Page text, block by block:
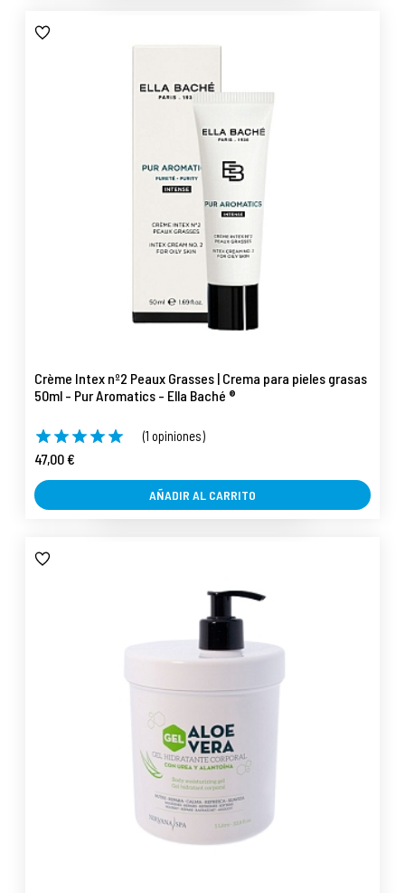
Crème Intex nº2 Peaux Grasses | Crema para pieles grasas
50ml - Pur Aromatics - Ella Baché ®
(1 opiniones)
47,00 €
AÑADIR AL CARRITO